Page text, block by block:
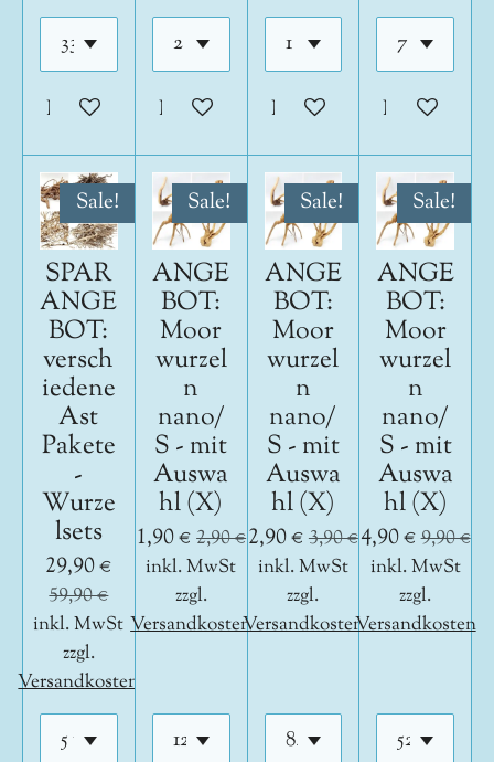
In den WarenkorbIn den WarenkorbIn den Warenkorb
In den
Sale!
SPAR
ANGE
BOT:
versch
iedene
Ast
Pakete
-
Wurze
lsets
29,90 €
59,90 €
inkl. MwSt
zzgl.
Versandkosten
Sale!
ANGE
BOT:
Moor
wurzel
n
nano/
S - mit
Auswa
hl (X)
1,90 € 2,90 €
inkl. MwSt
zzgl.
Versandkosten
Sale!
ANGE
BOT:
Moor
wurzel
n
nano/
S - mit
Auswa
hl (X)
2,90 € 3,90 €
inkl. MwSt
zzgl.
Versandkosten
Sale!
ANGE
BOT:
Moor
wurzel
n
nano/
S - mit
Auswa
hl (X)
4,90 €9,90 €
inkl. MwSt
zzgl.
Versandkosten